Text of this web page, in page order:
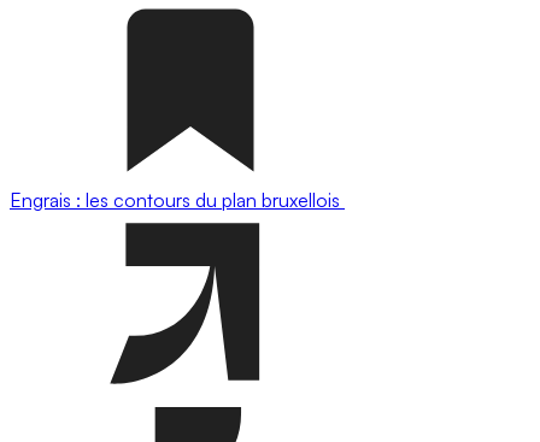
Engrais : les contours du plan bruxellois